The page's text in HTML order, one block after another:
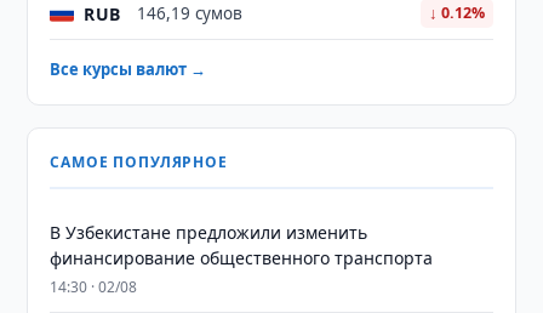
RUB 146,19 сумов ↓ 0.12%
Все курсы валют →
САМОЕ ПОПУЛЯРНОЕ
В Узбекистане предложили изменить
финансирование общественного транспорта
14:30 · 02/08